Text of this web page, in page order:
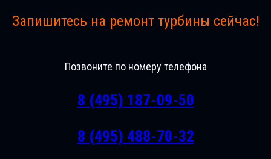
Запишитесь на ремонт турбины сейчас!
Позвоните по номеру телефона
8 (495) 187-09-50
8 (495) 488-70-32